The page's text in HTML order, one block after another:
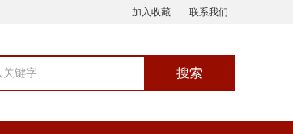
加入收藏 联系我们